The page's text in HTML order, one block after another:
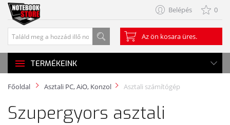
Belépés 0
Az ön kosara üres.
TERMÉKEINK
Főoldal Asztali PC, AiO, Konzol Asztali számítógép
Szupergyors asztali